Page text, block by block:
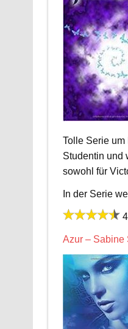
Tolle Serie
Studentin und
sowohl für
In der Serie
Azur – Sabine